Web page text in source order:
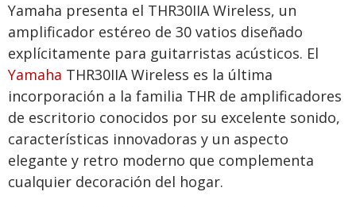
Yamaha presenta el THR30IIA Wireless, un
amplificador estéreo de 30 vatios diseñado
explícitamente para guitarristas acústicos. El
Yamaha THR30IIA Wireless es la última
incorporación a la familia THR de amplificadores
de escritorio conocidos por su excelente sonido,
características innovadoras y un aspecto
elegante y retro moderno que complementa
cualquier decoración del hogar.